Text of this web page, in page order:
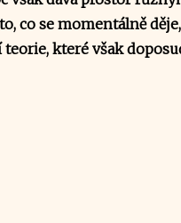
co se momentálně
teorie, které však